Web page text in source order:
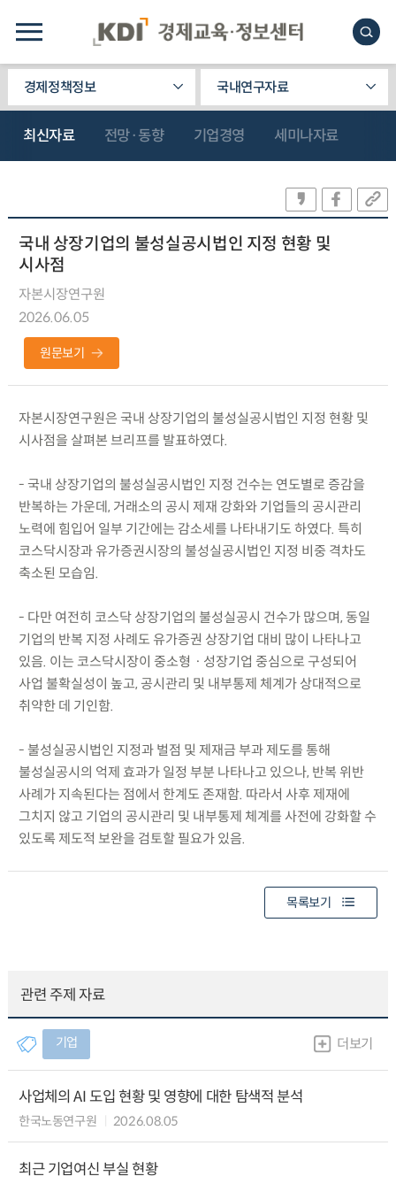
경제정책정보 국내연구자료
최신자료 전망·동향 기업경영 세미나자료
국내 상장기업의 불성실공시법인 지정 현황 및
시사점
자본시장연구원
2026.06.05
원문보기
자본시장연구원은 국내 상장기업의 불성실공시법인 지정 현황 및
시사점을 살펴본 브리프를 발표하였다.
- 국내 상장기업의 불성실공시법인 지정 건수는 연도별로 증감을
반복하는 가운데, 거래소의 공시 제재 강화와 기업들의 공시관리
노력에 힘입어 일부 기간에는 감소세를 나타내기도 하였다. 특히
코스닥시장과 유가증권시장의 불성실공시법인 지정 비중 격차도
축소된 모습임.
- 다만 여전히 코스닥 상장기업의 불성실공시 건수가 많으며, 동일
기업의 반복 지정 사례도 유가증권 상장기업 대비 많이 나타나고
있음. 이는 코스닥시장이 중소형ㆍ성장기업 중심으로 구성되어
사업 불확실성이 높고, 공시관리 및 내부통제 체계가 상대적으로
취약한 데 기인함.
- 불성실공시법인 지정과 벌점 및 제재금 부과 제도를 통해
불성실공시의 억제 효과가 일정 부분 나타나고 있으나, 반복 위반
사례가 지속된다는 점에서 한계도 존재함. 따라서 사후 제재에
그치지 않고 기업의 공시관리 및 내부통제 체계를 사전에 강화할 수
있도록 제도적 보완을 검토할 필요가 있음.
목록보기
관련 주제 자료
기업 더보기
사업체의 AI 도입 현황 및 영향에 대한 탐색적 분석
한국노동연구원 2026.08.05
최근 기업여신 부실 현황